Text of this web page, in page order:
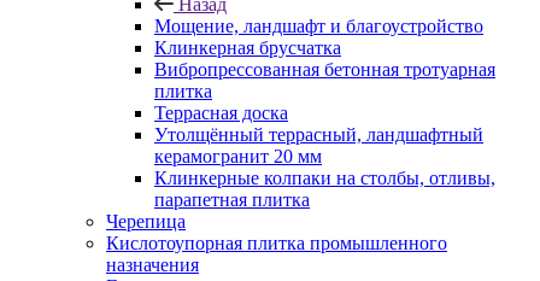
Назад
Мощение, ландшафт и благоустройство
Клинкерная брусчатка
Вибропрессованная бетонная тротуарная
плитка
Террасная доска
Утолщённый террасный, ландшафтный
керамогранит 20 мм
Клинкерные колпаки на столбы, отливы,
парапетная плитка
Черепица
Кислотоупорная плитка промышленного
назначения